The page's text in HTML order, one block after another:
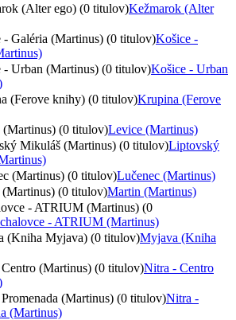
(Alter ego) (0 titulov)Kežmarok (Alter
- Galéria (Martinus) (0 titulov)Košice -
- Urban (Martinus) (0 titulov)Košice - Urban
(Ferove knihy) (0 titulov)Krupina (Ferove
(Martinus) (0 titulov)Levice (Martinus)
Mikuláš (Martinus) (0 titulov)Liptovský
(Martinus) (0 titulov)Lučenec (Martinus)
(0 titulov)Martin (Martinus)
- ATRIUM (Martinus) (0
- ATRIUM (Martinus)
(Kniha Myjava) (0 titulov)Myjava (Kniha
(Martinus) (0 titulov)Nitra - Centro
(Martinus) (0 titulov)Nitra -
(Martinus)